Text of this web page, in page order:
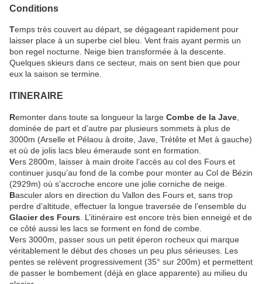
Conditions
Temps très couvert au départ, se dégageant rapidement pour
laisser place à un superbe ciel bleu. Vent frais ayant permis un
bon regel nocturne. Neige bien transformée à la descente.
Quelques skieurs dans ce secteur, mais on sent bien que pour
eux la saison se termine.
ITINERAIRE
Remonter dans toute sa longueur la large Combe de la Jave
dominée de part et d’autre par plusieurs sommets à plus de
3000m (Arselle et Pélaou à droite, Jave, Trétête et Met à gauche)
et où de jolis lacs bleu émeraude sont en formation.
Vers 2800m, laisser à main droite l’accès au col des Fours et
continuer jusqu’au fond de la combe pour monter au Col de Bézin
(2929m) où s’accroche encore une jolie corniche de neige.
Basculer alors en direction du Vallon des Fours et, sans trop
perdre d’altitude, effectuer la longue traversée de l’ensemble du
Glacier des Fours . L’itinéraire est encore très bien enneigé et de
ce côté aussi les lacs se forment en fond de combe.
Vers 3000m, passer sous un petit éperon rocheux qui marque
véritablement le début des choses un peu plus sérieuses. Les
pentes se relèvent progressivement (35° sur 200m) et permettent
de passer le bombement (déjà en glace apparente) au milieu du